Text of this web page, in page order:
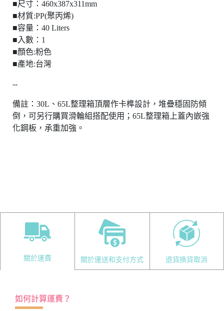
■尺寸：460x387x311mm
■材質:PP(聚丙烯)
■容量：40 Liters
■入數：1
■顏色:粉色
■產地:台灣
--
備註：30L、65L整理箱頂層作卡榫設計，堆疊穩固防傾
倒，可另行購買滑輪組搭配使用；65L整理箱上蓋內嵌強
化鋼板，承重加強。
關於運費 關於運送和支付方式 退貨換貨取消
如何計算運費？